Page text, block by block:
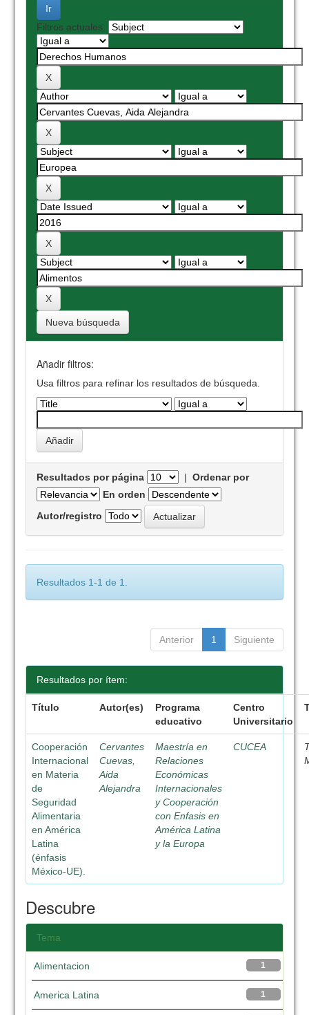
Filtros actuales:
Nueva búsqueda
Añadir filtros:
Usa filtros para refinar los resultados de búsqueda.
Resultados por página |Ordenar por
En orden
Autor/registro
Resultados 1-1 de 1.
Anterior 1 Siguiente
Resultados por ítem:
Título Autor(es)
Programa
educativo
Centro
Universitario
Cooperación
Internacional
en Materia
de
Seguridad
Alimentaria
en América
Latina
(énfasis
México-UE).
Cervantes
Cuevas,
Aida
Alejandra
Maestría en
Relaciones
Económicas
Internacionales
y Cooperación
con Enfasis en
América Latina
y la Europa
CUCEA
Descubre
Tema
1
Alimentacion
1
America Latina